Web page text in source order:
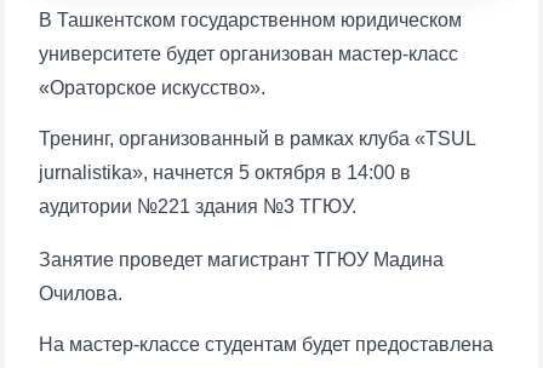
В Ташкентском государственном юридическом
университете будет организован мастер-класс
«Ораторское искусство».
Тренинг, организованный в рамках клуба «TSUL
jurnalistika», начнется 5 октября в 14:00 в
аудитории №221 здания №3 ТГЮУ.
Занятие проведет магистрант ТГЮУ Мадина
Очилова.
На мастер-классе студентам будет предоставлена